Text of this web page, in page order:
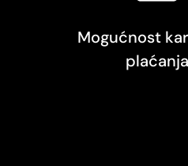
Mogućnost
plaćanja